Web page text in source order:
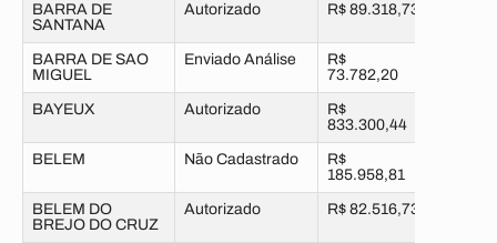
BARRA DE
SANTANA
Autorizado R$ 89.318,73
BARRA DE SAO
MIGUEL
Enviado Análise
R$
73.782,20
BAYEUX Autorizado
R$
833.300,44
BELEM Não Cadastrado
R$
185.958,81
BELEM DO
BREJO DO CRUZ
Autorizado R$ 82.516,73